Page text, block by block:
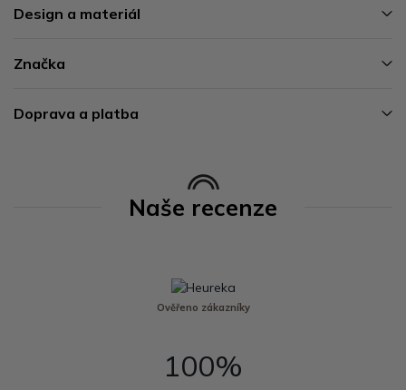
Design a materiál
Značka
Doprava a platba
Naše recenze
Ověřeno zákazníky
100%